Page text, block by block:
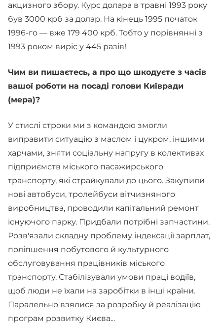
акцизного збору. Курс долара в травні 1993 року
був 3000 крб за долар. На кінець 1995 початок
1996-го — вже 179 400 крб. Тобто у порівнянні з
1993 роком виріс у 445 разів!
Чим ви пишаєтесь, а про що шкодуєте з часів
вашої роботи на посаді голови Київради
(мера)?
У стислі строки ми з командою змогли
виправити ситуацію з маслом і цукром, іншими
харчами, зняти соціальну напругу в колективах
підприємств міського пасажирського
транспорту, які страйкували до цього. Закупили
нові автобуси, тролейбуси вітчизняного
виробництва, проводили капітальний ремонт
існуючого парку. Придбали потрібні запчастини.
Розв'язали складну проблему індексації зарплат,
поліпшення побутового й культурного
обслуговування працівників міського
транспорту. Стабілізували умови праці водіїв,
щоб люди не їхали на заробітки в інші країни.
Паралельно взялися за розробку й реалізацію
програм розвитку Києва...